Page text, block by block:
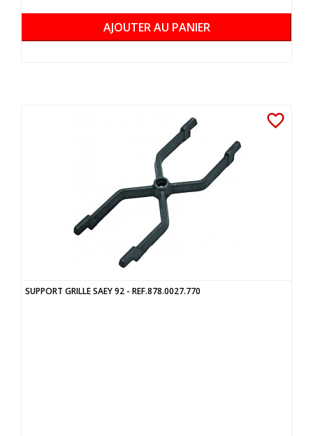
AJOUTER AU PANIER
SUPPORT GRILLE SAEY 92 - REF.878.0027.770
favorite_border